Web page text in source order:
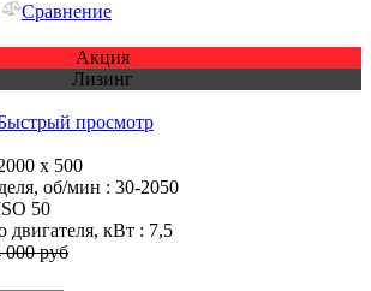
Сравнение
Акция
Лизинг
просмотр
х 500
об/мин : 30-2050
50
двигателя, кВт : 7,5
000 руб